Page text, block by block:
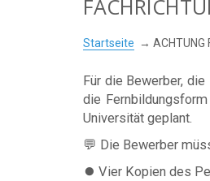
Startseite ACHTUNG
Für die Bewerber,
die
Universität geplant.
💬 Die Bewerber
⏺️ Vier Kopien des